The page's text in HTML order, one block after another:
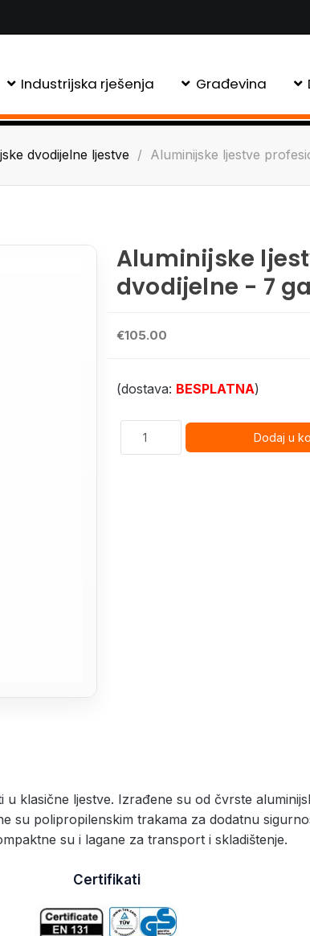
Industrijska rješenja Građevina
dvodijelne ljestve Aluminijske ljestve
Aluminijske
dvodijelne - 7
€105.00
(dostava: BESPLATNA)
klasične ljestve. Izrađene su od čvrste
su polipropilenskim trakama za dodatnu
su i lagane za transport i skladištenje.
Certifikati